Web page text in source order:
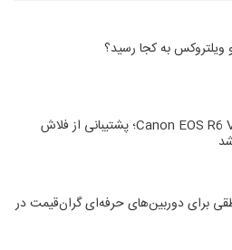
ویلتروکس به کجا رسید؟
آپدیت جدید Canon EOS R6 V؛ پشتیبانی از فلاش
برای دوربین‌های حرفه‌ای گران‌قیمت در